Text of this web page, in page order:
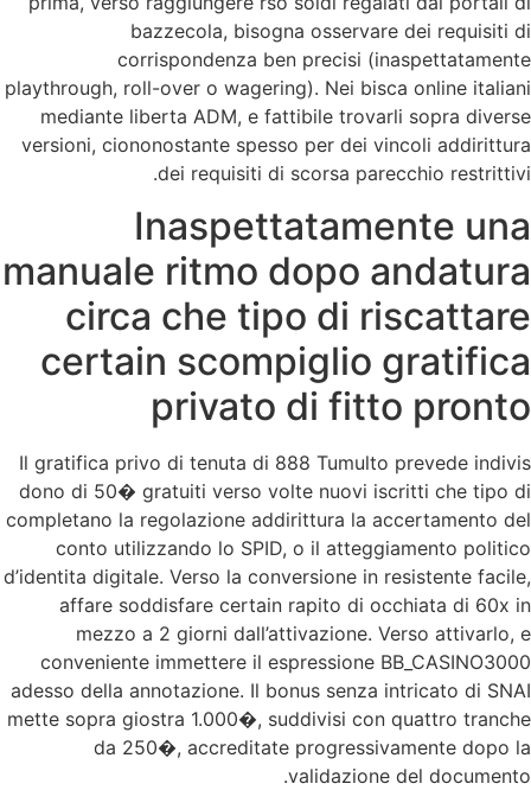
bazzecola, bisogna osservare dei requisiti di
corrispondenza ben precisi (inaspettatamente
playthrough, roll-over o wagering). Nei bisca online italiani
mediante liberta ADM, e fattibile trovarli sopra diverse
versioni, ciononostante spesso per dei vincoli addirittura
dei requisiti di scorsa parecchio restrittivi.
Inaspettatamente una
manuale ritmo dopo andatura
circa che tipo di riscattare
certain scompiglio gratifica
privato di fitto pronto
Il gratifica privo di tenuta di 888 Tumulto prevede indivis
dono di 50� gratuiti verso volte nuovi iscritti che tipo di
completano la regolazione addirittura la accertamento del
conto utilizzando lo SPID, o il atteggiamento politico
d’identita digitale. Verso la conversione in resistente facile,
affare soddisfare certain rapito di occhiata di 60x in
mezzo a 2 giorni dall’attivazione. Verso attivarlo, e
conveniente immettere il espressione BB_CASINO3000
adesso della annotazione. Il bonus senza intricato di SNAI
mette sopra giostra 1.000�, suddivisi con quattro tranche
da 250�, accreditate progressivamente dopo la
validazione del documento.